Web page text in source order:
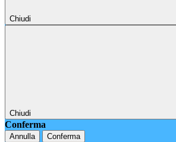
Chiudi
Chiudi
Conferma
Annulla Conferma